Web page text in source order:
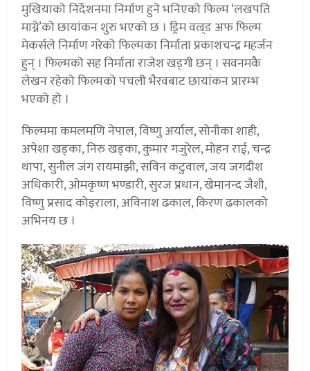
मुखियाको निर्देशनमा निर्माण हुने भनिएको फिल्म ‘लखपति
माग्ने’को छायांकन शुरु भएको छ । ड्रिम वल्र्ड अफ फिल्म
मेकर्सले निर्माण गरेको फिल्मका निर्माता प्रकाशचन्द्र महर्जन
हुन् । फिल्मको सह निर्माता राजेश खड्गी छन् । सवनमकै
लेखन रहेको फिल्मको पचली भैरवबाट छायांकन प्रारम्भ
भएको हो ।
फिल्ममा कमलमणि नेपाल, विष्णु अर्याल, सोनीका शाही,
अपेशा खड्का, निरु खड्का, कुमार गजुरेल, मोहन राई, चन्द्र
थापा, सुनील जंग रायमाझी, सविन कटुवाल, जय जगदीश
अधिकारी, ओमकृष्ण भण्डारी, सुरज प्रधान, खेमानन्द जैशी,
विष्णु प्रसाद कोइराला, अविनाश ढकाल, किरण ढकालको
अभिनय छ ।